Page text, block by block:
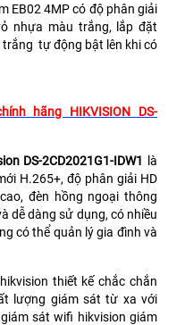
EB02 4MP có độ phân giải
nhựa màu trắng, lắp đặt
trắng tự động bật lên khi có
hãng HIKVISION DS-
DS-2CD2021G1-IDW1
là
H.265+, độ phân giải HD
đèn hồng ngoại thông
dễ dàng sử dụng, có nhiều
có thể quản lý gia đình và
thiết kế chắc chắn
lượng giám sát từ xa với
sát wifi hikvision giám